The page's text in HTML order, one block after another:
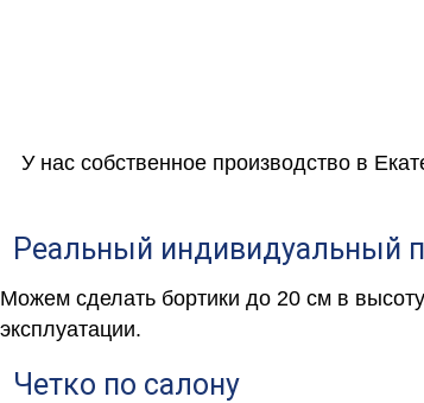
У нас собственное производство в
Реальный индивидуальный
Можем сделать бортики до 20 см в
эксплуатации.
Четко по салону